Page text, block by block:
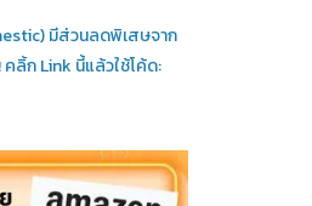
มีส่วนลดพิเสษจาก
ลิ้ก Link นี้แล้วใช้โค้ด: